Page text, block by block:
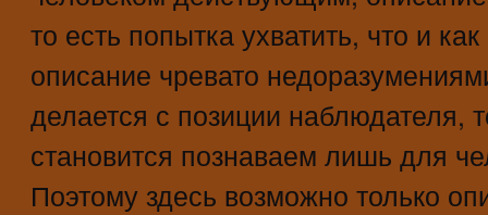
то есть попытка ухватить, что и
описание чревато
делается с позиции наблюдателя,
становится познаваем лишь для
Поэтому здесь возможно только